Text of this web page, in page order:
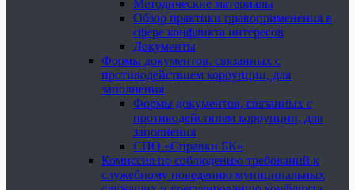
Методические материалы
Обзор практики правоприменения в
сфере конфликта интересов
Документы
Формы документов, связанных с
противодействием коррупции, для
заполнения
Формы документов, связанных с
противодействием коррупции, для
заполнения
СПО «Справки БК»
Комиссия по соблюдению требований к
служебному поведению муниципальных